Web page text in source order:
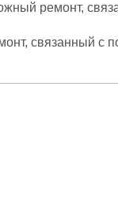
ремонт,
связанный с